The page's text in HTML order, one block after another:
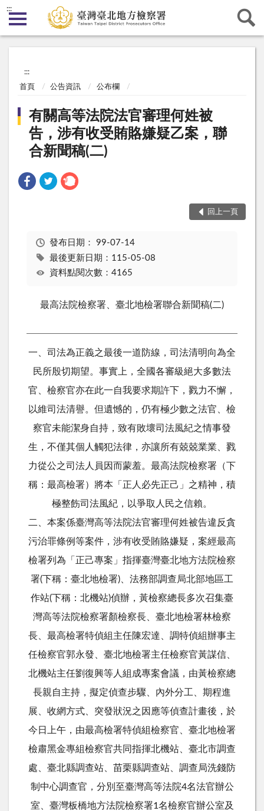
:::
:::
首頁 公告資訊 公布欄
有關高等法院法官審理何姓被
告，涉有收受賄賂嫌疑乙案，聯
合新聞稿(二)
回上一頁
發布日期： 99-07-14
最後更新日期：115-05-08
資料點閱次數：4165
最高法院檢察署、臺北地檢署聯合新聞稿(二)
一、司法為正義之最後一道防線，司法清明向為全
民所殷切期望。事實上，全國各審級絕大多數法
官、檢察官亦在此一自我要求期許下，戮力不懈，
以維司法清譽。但遺憾的，仍有極少數之法官、檢
察官未能潔身自持，致有敗壞司法風紀之情事發
生，不僅其個人觸犯法律，亦讓所有兢兢業業、戮
力從公之司法人員因而蒙羞。最高法院檢察署（下
稱：最高檢署）將本「正人必先正己」之精神，積
極整飭司法風紀，以爭取人民之信賴。
二、本案係臺灣高等法院法官審理何姓被告違反貪
污治罪條例等案件，涉有收受賄賂嫌疑，案經最高
檢署列為「正己專案」指揮臺灣臺北地方法院檢察
署(下稱：臺北地檢署)、法務部調查局北部地區工
作站(下稱：北機站)偵辦，黃檢察總長多次召集臺
灣高等法院檢察署顏檢察長、臺北地檢署林檢察
長、最高檢署特偵組主任陳宏達、調特偵組辦事主
任檢察官郭永發、臺北地檢署主任檢察官黃謀信、
北機站主任劉復興等人組成專案會議，由黃檢察總
長親自主持，擬定偵查步驟、內外分工、期程進
展、收網方式、突發狀況之因應等偵查計畫後，於
今日上午，由最高檢署特偵組檢察官、臺北地檢署
檢肅黑金專組檢察官共同指揮北機站、臺北市調查
處、臺北縣調查站、苗栗縣調查站、調查局洗錢防
制中心調查官，分別至臺灣高等法院4名法官辦公
室、臺灣板橋地方法院檢察署1名檢察官辦公室及